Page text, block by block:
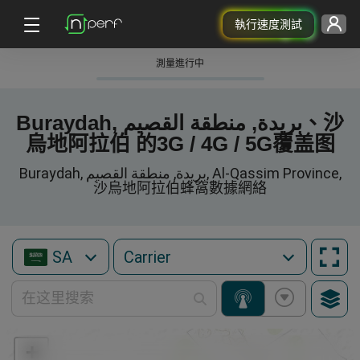
執行速度測試
測量進行中
Buraydah, بريدة, منطقة القصيم、沙
烏地阿拉伯 的3G / 4G / 5G覆盖图
Buraydah, بريدة, منطقة القصيم, Al-Qassim Province,
沙烏地阿拉伯蜂窩數據網絡
SA